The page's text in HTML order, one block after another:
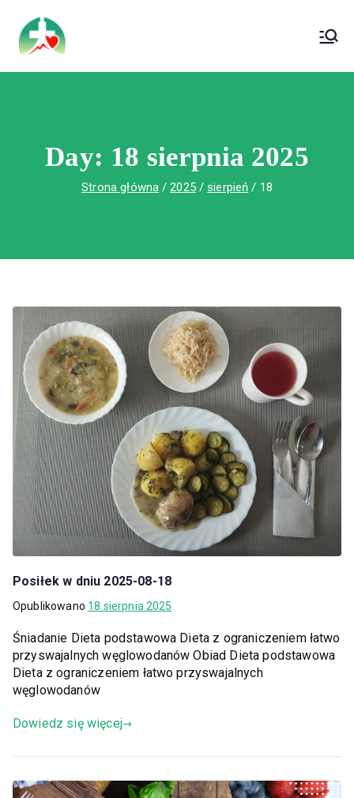
treści
Wojewódzki Szpital Specjalistyczny im.
Św. Rafała w Czerwonej Górze
Day: 18 sierpnia 2025
Strona główna 2025 sierpień 18
Posiłek w dniu 2025-08-18
Opublikowano 18 sierpnia 2025
Śniadanie Dieta podstawowa Dieta z ograniczeniem łatwo
przyswajalnych węglowodanów Obiad Dieta podstawowa
Dieta z ograniczeniem łatwo przyswajalnych
węglowodanów
Dowiedz się więcej